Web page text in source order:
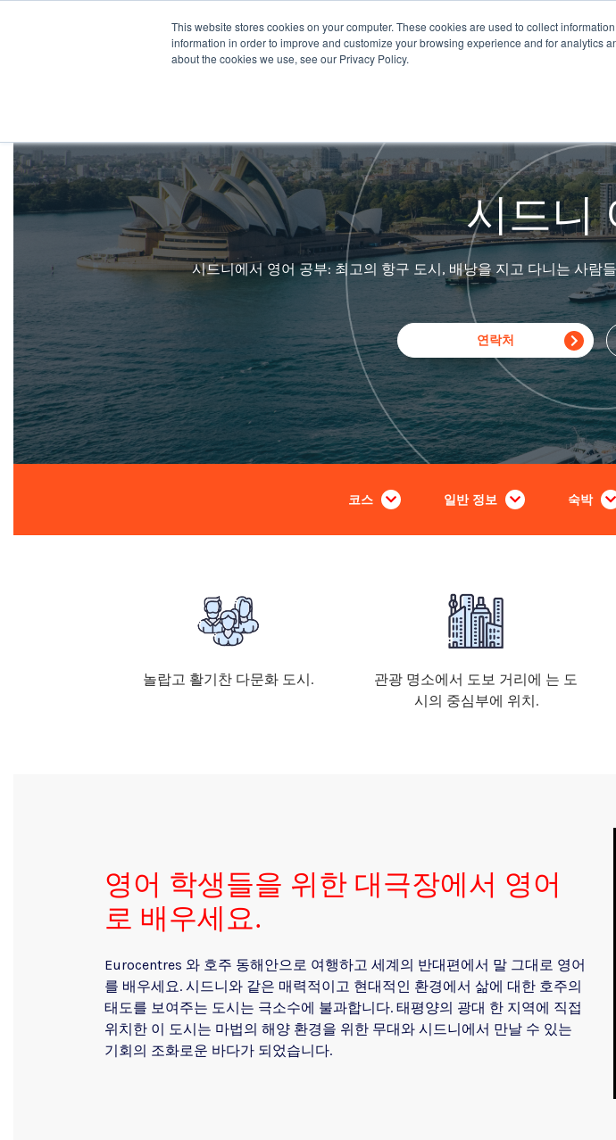
This website stores cookies on your computer. These cookies are used to collect
information in order to improve and customize your browsing experience and for analytics
about the cookies we use, see our Privacy Policy.
어학원 찾기 과정 Partners
시드니
시드니에서 영어 공부: 최고의 항구 도시, 배낭을 지고 다니는 사람
연락처
코스 일반 정보 숙박
놀랍고 활기찬 다문화 도시.
관광 명소에서 도보 거리에 는 도
시의 중심부에 위치.
영어 학생들을 위한 대극장에서 영어
로 배우세요.
Eurocentres 와 호주 동해안으로 여행하고 세계의 반대편에서 말 그대로 영어
를 배우세요. 시드니와 같은 매력적이고 현대적인 환경에서 삶에 대한 호주의
태도를 보여주는 도시는 극소수에 불과합니다. 태평양의 광대 한 지역에 직접
위치한 이 도시는 마법의 해양 환경을 위한 무대와 시드니에서 만날 수 있는
기회의 조화로운 바다가 되었습니다.